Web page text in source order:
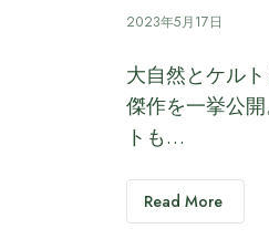
2023年5月17日
大自然とケル
傑作を一挙公
トも…
Read More